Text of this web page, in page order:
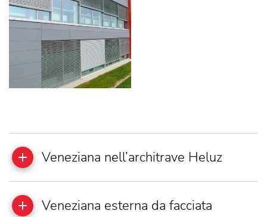
Veneziana nell’architrave Heluz
Veneziana esterna da facciata